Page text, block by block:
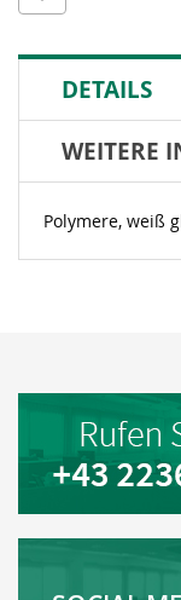
DETAILS
WEITERE
Polymere, weiß